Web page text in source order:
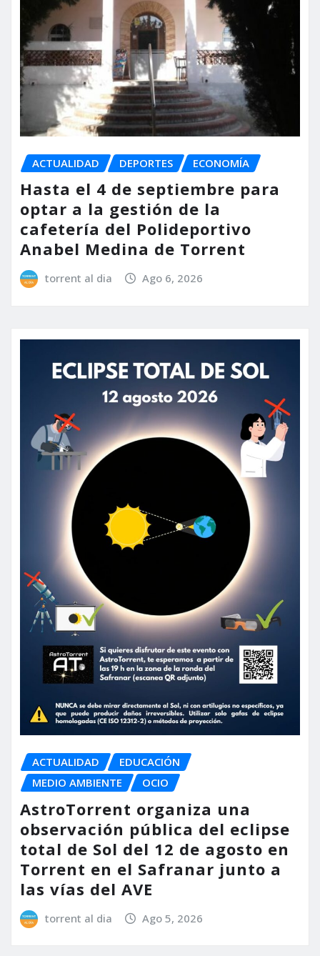
ACTUALIDAD DEPORTES ECONOMÍA
Hasta el 4 de septiembre para
optar a la gestión de la
cafetería del Polideportivo
Anabel Medina de Torrent
torrent al dia Ago 6, 2026
ACTUALIDAD
EDUCACIÓN
MEDIO AMBIENTE
OCIO
AstroTorrent organiza una
observación pública del eclipse
total de Sol del 12 de agosto en
Torrent en el Safranar junto a
las vías del AVE
torrent al dia Ago 5, 2026